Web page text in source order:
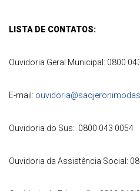
LISTA DE CONTATOS:
Ouvidoria Geral
E-mail:
Ouvidoria do
Ouvidoria da Assistência